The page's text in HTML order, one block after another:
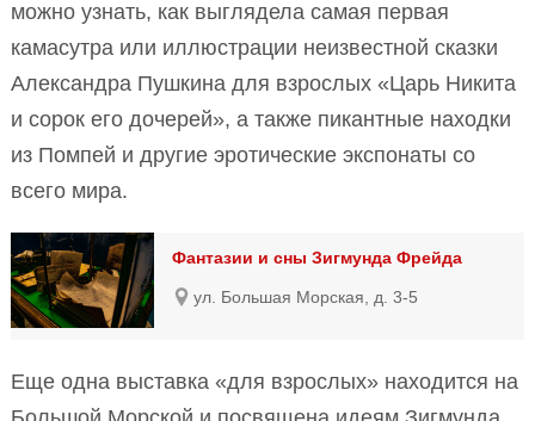
можно узнать, как выглядела самая первая
камасутра или иллюстрации неизвестной сказки
Александра Пушкина для взрослых «Царь Никита
и сорок его дочерей», а также пикантные находки
из Помпей и другие эротические экспонаты со
всего мира.
Фантазии и сны Зигмунда Фрейда
ул. Большая Морская, д. 3-5
Еще одна выставка «для взрослых» находится на